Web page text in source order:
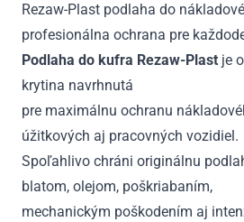
Rezaw-Plast podlaha do
profesionálna ochrana pre
Podlaha do kufra Rezaw-Plast je
krytina navrhnutá
pre maximálnu ochranu
úžitkových aj pracovných vozidiel.
Spoľahlivo chráni originálnu
blatom, olejom, poškriabaním,
mechanickým poškodením aj